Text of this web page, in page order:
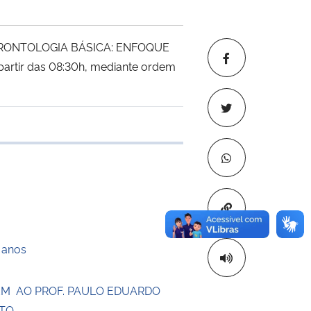
Copiar para
BÁSICA: ENFOQUE
das 08:30h, mediante ordem
AO PROF. PAULO EDUARDO